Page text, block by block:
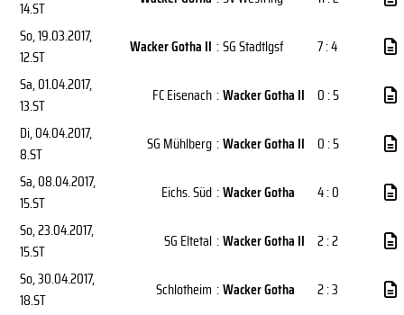
14.ST
So, 19.03.2017,
12.ST
Wacker Gotha II :SG Stadtlgsf
7 : 4
Sa, 01.04.2017,
13.ST
FC Eisenach :Wacker Gotha II 0 : 5
Di, 04.04.2017,
8.ST
SG Mühlberg :Wacker Gotha II 0 : 5
Sa, 08.04.2017,
15.ST
Eichs. Süd :Wacker Gotha
4 : 0
So, 23.04.2017,
15.ST
SG Eltetal :Wacker Gotha II 2 : 2
So, 30.04.2017,
18.ST
Schlotheim :Wacker Gotha
2 : 3